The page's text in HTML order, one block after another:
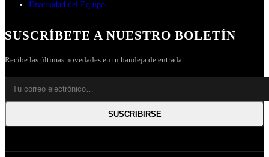
Diversidad del Equipo
SUSCRÍBETE A NUESTRO BOLETÍN
Recibe las últimas novedades en tu bandeja de entrada.
SUSCRIBIRSE